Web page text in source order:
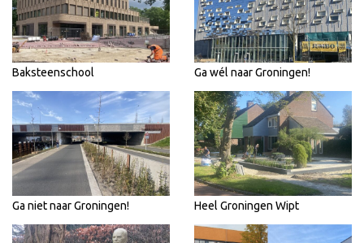
Baksteenschool Ga wél naar Groningen!
Ga niet naar Groningen! Heel Groningen Wipt